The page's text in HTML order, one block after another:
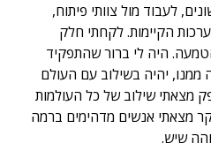
לעבוד מול צוותי פיתוח,
הקיימות. לקחתי חלק
היה לי ברור שהתפקיד
יהיה בשילוב עם העולם
מצאתי שילוב של כל העולמות
מצאתי אנשים מדהימים ברמה
שיש.